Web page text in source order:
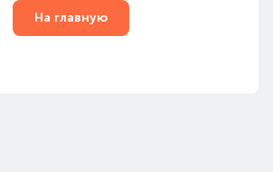
На главную